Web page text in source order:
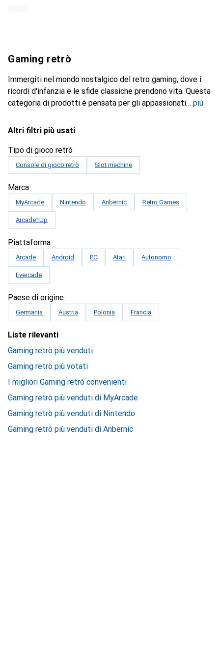
Gaming retrò
Immergiti nel mondo nostalgico del retro gaming, dove i
ricordi d'infanzia e le sfide classiche prendono vita. Questa
categoria di prodotti è pensata per gli appassionati
più
Altri filtri più usati
Tipo di gioco retrò
Console di gioco retrò Slot machine
Marca
MyArcade Nintendo Anbernic Retro Games
Arcade1Up
Piattaforma
Arcade Android PC Atari Autonomo
Evercade
Paese di origine
Germania Austria Polonia Francia
Liste rilevanti
Gaming retrò più venduti
Gaming retrò più votati
I migliori Gaming retrò convenienti
Gaming retrò più venduti di MyArcade
Gaming retrò più venduti di Nintendo
Gaming retrò più venduti di Anbernic